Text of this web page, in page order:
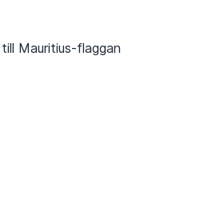
Mauritius-flaggan